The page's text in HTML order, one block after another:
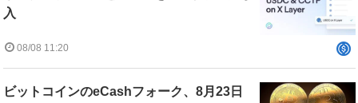
入
08/08 11:20
ビットコインのeCashフォーク、8月23日